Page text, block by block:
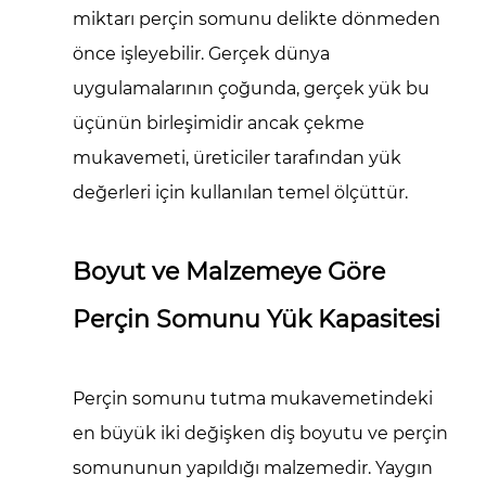
Kalınlığı
Kadar
4
Perçin
Somunu
Gövde
Yük
Kapasitesine
Etkisi
Yuvarlak
Gövdeli
miktarı perçin somunudelikte dönmeden
önce işleyebilir. Gerçek dünya
uygulamalarının çoğunda, gerçek yük bu
üçünün birleşimidir ancak çekme
mukavemeti, üreticiler tarafından yük
değerleri için kullanılan temel ölçüttür.
Boyut ve Malzemeye Göre
Perçin Somunu Yük Kapasitesi
Perçin somunu tutma mukavemetindeki
en büyük iki değişken diş boyutu ve perçin
somununun yapıldığı malzemedir. Yaygın